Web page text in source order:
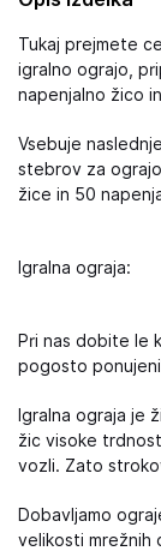
Tukaj prejmete
igralno ograjo,
napenjalno žico
Vsebuje
stebrov za
žice in 50
Igralna ograja:
Pri nas dobite le
pogosto
Igralna ograja je
žic visoke
vozli. Zato
Dobavljamo
velikosti mrežnih